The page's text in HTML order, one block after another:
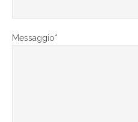
Messaggio*